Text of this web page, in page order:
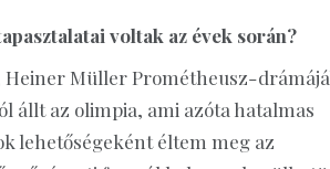
voltak az évek során?
Heiner Müller Prométheusz-
állt az olimpia, ami azóta hatalmas
lehetőségeként éltem meg az